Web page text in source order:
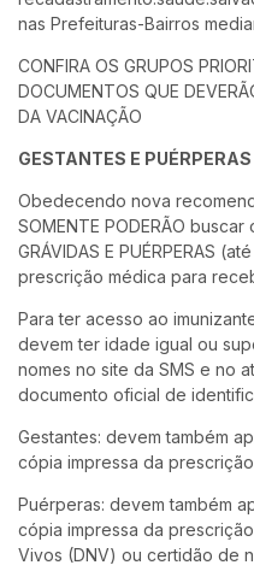
nas Prefeituras-Bairros
CONFIRA OS GRUPOS
DOCUMENTOS QUE
DA VACINAÇÃO
GESTANTES E PUÉRPERAS
Obedecendo nova
SOMENTE PODERÃO
GRÁVIDAS E PUÉRPERAS
prescrição médica para
Para ter acesso ao
devem ter idade igual ou
nomes no site da SMS e no
documento oficial de
Gestantes: devem também
cópia impressa da
Puérperas: devem também
cópia impressa da
Vivos (DNV) ou certidão de